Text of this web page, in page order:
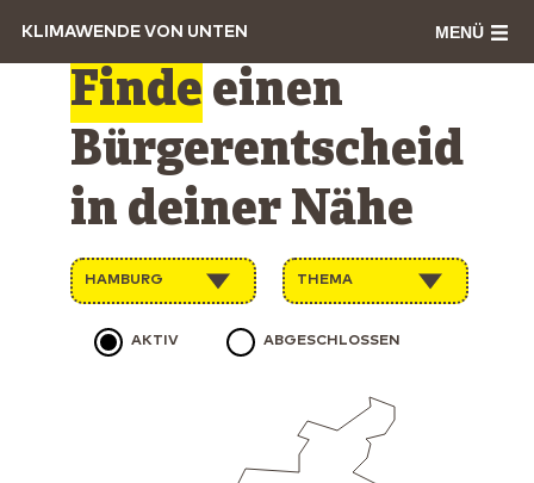
KLIMAWENDE VON UNTEN MENÜ
Finde einen
Bürgerentscheid
in deiner Nähe
HAMBURG THEMA
AKTIV ABGESCHLOSSEN